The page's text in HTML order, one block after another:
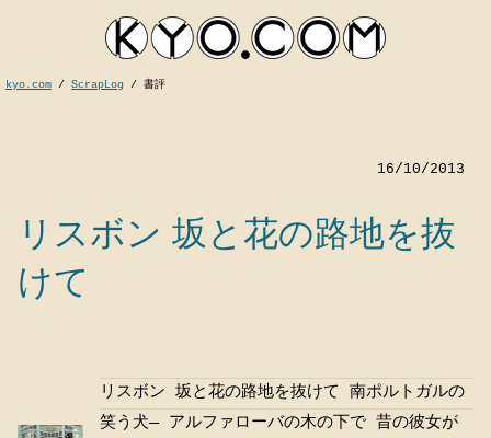
kyo.com / ScrapLog / 書評
16/10/2013
リスボン 坂と花の路地を抜
けて
リスボン 坂と花の路地を抜けて 南ポルトガルの
笑う犬― アルファローバの木の下で 昔の彼女が